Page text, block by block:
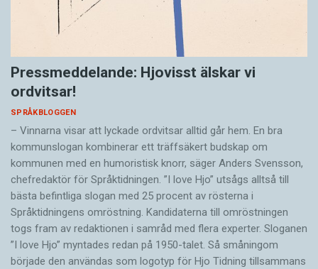
Pressmeddelande: Hjovisst älskar vi
ordvitsar!
SPRÅKBLOGGEN
– Vinnarna visar att lyckade ordvitsar alltid går hem. En bra
kommunslogan kombinerar ett träffsäkert budskap om
kommunen med en humoristisk knorr, säger Anders Svensson,
chefredaktör för Språktidningen. ”I love Hjo” utsågs alltså till
bästa befintliga slogan med 25 procent av rösterna i
Språktidningens omröstning. Kandidaterna till omröstningen
togs fram av redaktionen i samråd med flera experter. Sloganen
”I love Hjo” myntades redan på 1950-talet. Så småningom
började den användas som logotyp för Hjo Tidning tillsammans